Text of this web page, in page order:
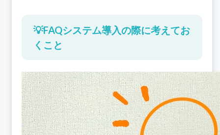
💡FAQシステム導入の際に考えてお
くこと